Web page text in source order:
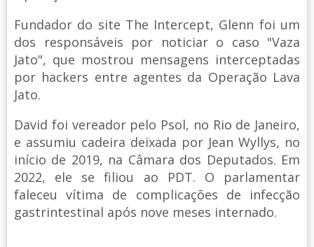
Fundador do site The Intercept, Glenn foi um
dos responsáveis por noticiar o caso "Vaza
Jato", que mostrou mensagens interceptadas
por hackers entre agentes da Operação Lava
Jato.
David foi vereador pelo Psol, no Rio de Janeiro,
e assumiu cadeira deixada por Jean Wyllys, no
início de 2019, na Câmara dos Deputados. Em
2022, ele se filiou ao PDT. O parlamentar
faleceu vítima de complicações de infecção
gastrintestinal após nove meses internado.